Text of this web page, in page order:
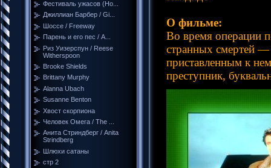
Фестиваль ужасов (Но...
Джиллиан Барбер / Gi...
Шоссе / Freeway
Парень и его пес / A...
Риз Уизерспун / Reese
Witherspoon
Brooke Shields
Brittany Murphy
Alanna Ubach
Susanne Benton
Хвост скорпиона
Человек Омега / The ...
Анита Стриндберг / Anita
Strindberg
Шлюхи сатаны
стр 2
О фильме:
Во время операции
странных смертей —
приставленным к
преступник,